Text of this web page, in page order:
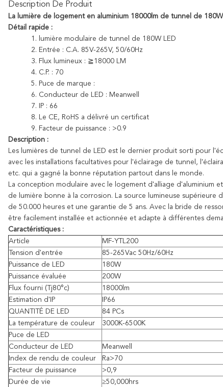
Description De Produit
La lumière de logement en aluminium 18000lm de tunnel de
Détail rapide :
1.
lumière modulaire de tunnel de 180W LED
2. Entrée : C.A. 85V-265V, 50/60Hz
3. Flux lumineux : ≧18000 LM
4. C.P. : 70
5. Puce de marque :
6. Conducteur de LED : Meanwell
7. IP : 66
8. Le CE, RoHS a délivré un certificat
9. Facteur de puissance : >0.9
Description :
Les lumières de tunnel de LED est le dernier produit sorti pour
avec les installations facultatives pour l'éclairage de tunnel,
etc. qui a gagné la bonne réputation partout dans le monde.
La conception modulaire avec le logement d'alliage d'aluminium
de lumière bonne à la corrosion. La source lumineuse
de 50.000 heures et une garantie de 5 ans. Avec la bride de
être facilement installée et actionnée et adapte à différentes
Caractéristiques :
Article
MF-YTL200
Tension d'entrée
85-265Vac 50Hz/60Hz
Puissance de LED
180W
Puissance évaluée
200W
Flux fourni (Tj80°c)
18000lm
Estimation d'IP
IP66
QUANTITÉ DE LED
84 PCs
La température de couleur
3000K-6500K
Puce de LED
Conducteur de LED
Meanwell
Index de rendu de couleur
Ra>70
Facteur de puissance
>0,9
Durée de vie
≥50,000hrs